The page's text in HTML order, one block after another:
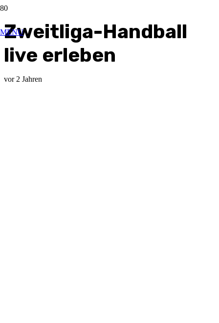
MENU
Zweitliga-Handball
live erleben
vor 2 Jahren